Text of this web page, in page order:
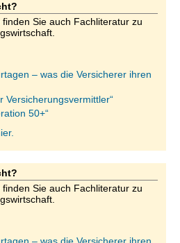
Sie auch Fachliteratur zu
– was die Versicherer ihren
Versicherungsvermittler“
50+“
Sie auch Fachliteratur zu